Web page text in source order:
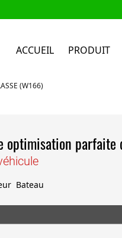
ACCUEIL PRODUIT
(W166)
optimisation parfaite
Bateau